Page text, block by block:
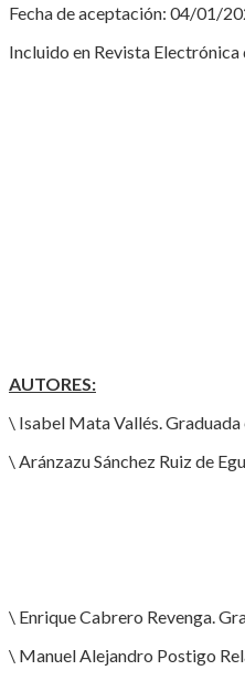
Fecha de aceptación: 04/01/
Incluido en Revista
AUTORES:
\ Isabel Mata Vallés.
\ Aránzazu Sánchez Ruiz de
\ Enrique Cabrero Revenga.
\ Manuel Alejandro Postigo